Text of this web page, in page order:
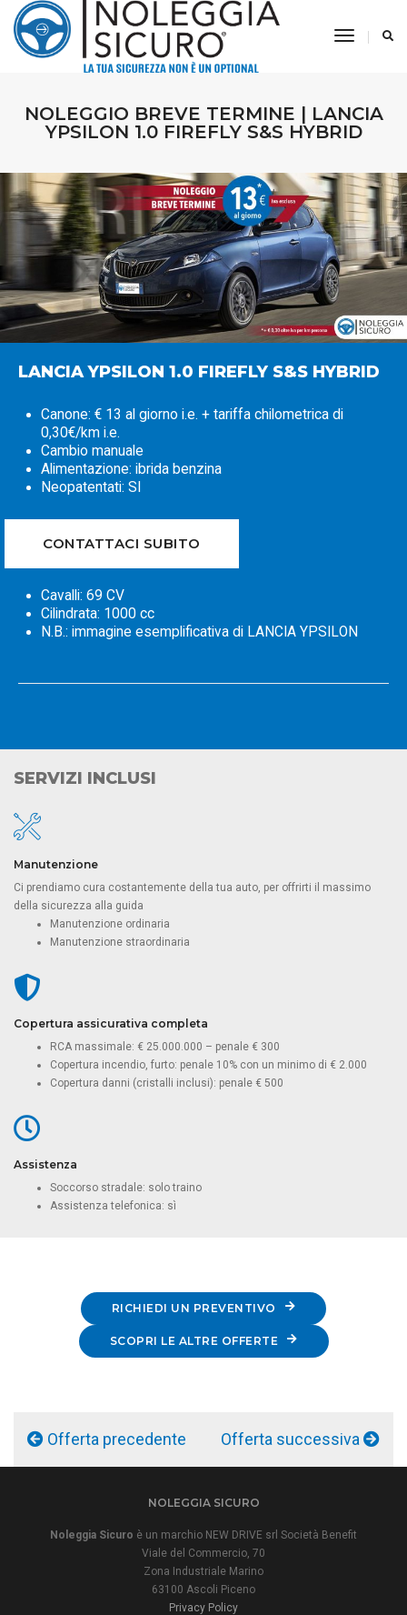
Toggle
NOLEGGIO BREVE TERMINE | LANCIA
YPSILON 1.0 FIREFLY S&S HYBRID
LANCIA YPSILON 1.0 FIREFLY S&S HYBRID
Canone: € 13 al giorno i.e. + tariffa chilometrica di
0,30€/km i.e.
Cambio manuale
Alimentazione: ibrida benzina
Neopatentati: SI
CONTATTACI SUBITO
Cavalli: 69 CV
Cilindrata: 1000 cc
N.B.: immagine esemplificativa di LANCIA YPSILON
SERVIZI INCLUSI
Manutenzione
Ci prendiamo cura costantemente della tua auto, per offrirti il massimo
della sicurezza alla guida
Manutenzione ordinaria
Manutenzione straordinaria
Copertura assicurativa completa
RCA massimale: € 25.000.000 – penale € 300
Copertura incendio, furto: penale 10% con un minimo di € 2.000
Copertura danni (cristalli inclusi): penale € 500
Assistenza
Soccorso stradale: solo traino
Assistenza telefonica: sì
RICHIEDI UN PREVENTIVO
SCOPRI LE ALTRE OFFERTE
Offerta precedente Offerta successiva
NOLEGGIA SICURO
Noleggia Sicuro è un marchio NEW DRIVE srl Società Benefit
Viale del Commercio, 70
Zona Industriale Marino
63100 Ascoli Piceno
Privacy Policy